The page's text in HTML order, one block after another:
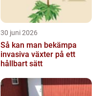
30 juni 2026
Så kan man bekämpa
invasiva växter på ett
hållbart sätt